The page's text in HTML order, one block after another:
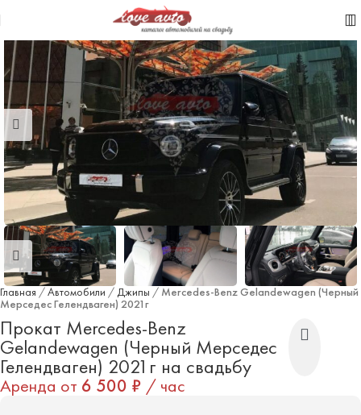
Главная /Автомобили / Джипы / Mercedes-Benz Gelandewagen (Черный
Мерседес Гелендваген) 2021г
Прокат Mercedes-Benz
Gelandewagen (Черный Мерседес
Гелендваген) 2021г на свадьбу
Аренда от 6 500 ₽ / час